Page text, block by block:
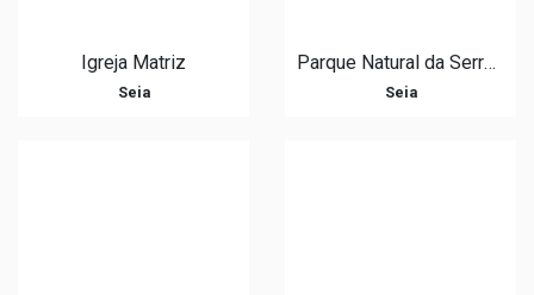
Igreja Matriz
Seia
Parque Natural da Serra da Estrela
Seia